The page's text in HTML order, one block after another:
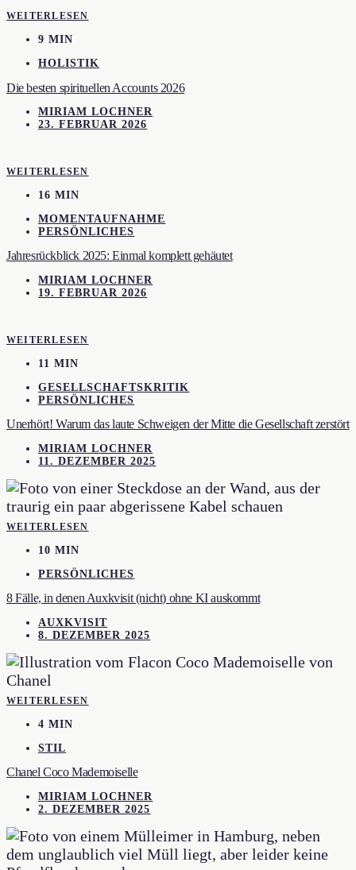
WEITERLESEN
9 MIN
HOLISTIK
Die besten spirituellen Accounts 2026
MIRIAM LOCHNER
23. FEBRUAR 2026
WEITERLESEN
16 MIN
MOMENTAUFNAHME
PERSÖNLICHES
Jahresrückblick 2025: Einmal komplett gehäutet
MIRIAM LOCHNER
19. FEBRUAR 2026
WEITERLESEN
11 MIN
GESELLSCHAFTSKRITIK
PERSÖNLICHES
Unerhört! Warum das laute Schweigen der Mitte die Gesellschaft zerstört
MIRIAM LOCHNER
11. DEZEMBER 2025
WEITERLESEN
10 MIN
PERSÖNLICHES
8 Fälle, in denen Auxkvisit (nicht) ohne KI auskommt
AUXKVISIT
8. DEZEMBER 2025
WEITERLESEN
4 MIN
STIL
Chanel Coco Mademoiselle
MIRIAM LOCHNER
2. DEZEMBER 2025